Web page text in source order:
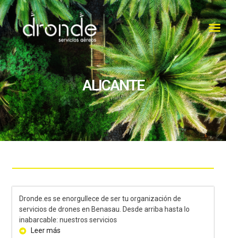
ALICANTE
Dronde.es se enorgullece de ser tu organización de
servicios de drones en Benasau. Desde arriba hasta lo
inabarcable: nuestros servicios
Leer más